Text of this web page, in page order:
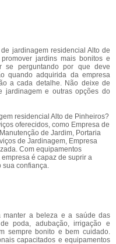
jardinagem residencial Alto de
jardins mais bonitos e
se perguntando por que deve
quando adquirida da empresa
a cada detalhe. Não deixe de
jardinagem e outras opções do
residencial Alto de Pinheiros?
oferecidos, como Empresa de
de Jardim, Portaria
de Jardinagem, Empresa
Com equipamentos
é capaz de suprir a
sua confiança.
manter a beleza e a saúde das
poda, adubação, irrigação e
sempre bonito e bem cuidado.
capacitados e equipamentos